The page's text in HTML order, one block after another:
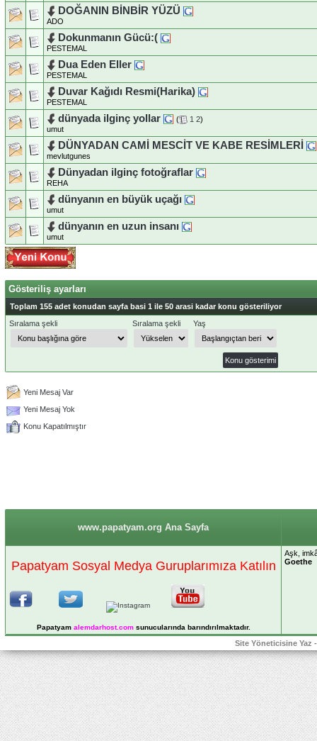
DOĞANIN BİNBİR YÜZÜ
ADO
Dokunmanın Gücü:(
PESTEMAL
Dua Eden Eller
PESTEMAL
Duvar Kağıdı Resmi(Harika)
PESTEMAL
dünyada ilginç yollar ( 1 2)
umut
DÜNYADAN CAMİ MESCİT VE KABE RESİMLERİ
mevlutgunes
Dünyadan ilginç fotoğraflar
REHA
dünyanın en büyük uçağı
umut
dünyanın en uzun insanı
umut
Gösteriliş ayarları
Toplam 155 adet konudan sayfa basi 1 ile 50 arasi kadar konu gösteriliyor
Sıralama şekli
Sıralama şekli Yaş
Yeni Mesaj Var
Yeni Mesaj Yok
Konu Kapatılmıştır
www.papatyam.org Ana Sayfa
Papatyam Sosyal Medya Guruplarımıza Katılın
Papatyam alemdarhost.comsunucularında barındırılmaktadır.
Aşk,
Goethe
Site Yöneticisine Yaz